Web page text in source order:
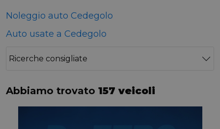
Noleggio auto Cedegolo
Auto usate a Cedegolo
Ricerche consigliate
Abbiamo trovato 157 veicoli